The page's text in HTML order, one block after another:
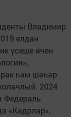
Владимир
елдан
үсеше өчен
һәм шәһәр
2024
Федераль
«Кадрлар»,